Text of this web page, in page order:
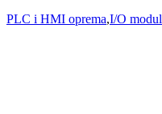
PLC i HMI oprema,I/O modul